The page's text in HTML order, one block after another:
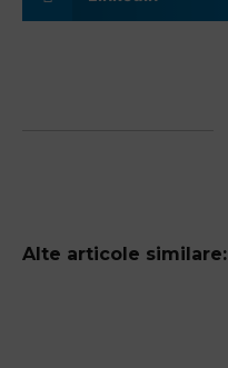
Alte articole similare: